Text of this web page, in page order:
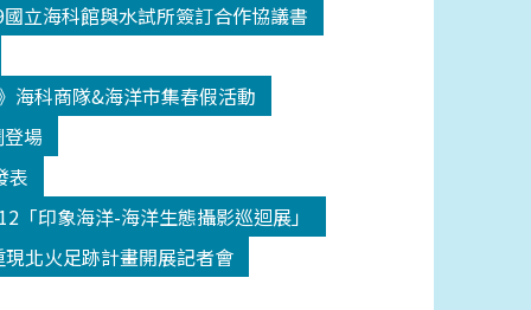
國立海科館與水試所簽訂合作協議書
海科商隊&海洋市集春假活動
場
表
「印象海洋-海洋生態攝影巡迴展」
現北火足跡計畫開展記者會